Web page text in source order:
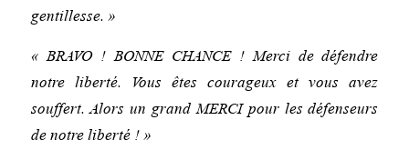
gentillesse. »
« BRAVO ! BONNE CHANCE ! Merci de défendre
notre liberté. Vous êtes courageux et vous avez
souffert. Alors un grand MERCI pour les défenseurs
de notre liberté ! »